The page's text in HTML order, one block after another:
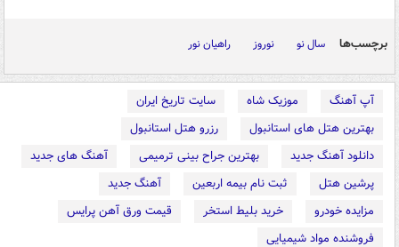
برچسب‌ها سال نو نوروز راهیان نور
آپ آهنگ موزیک شاه
سایت تاریخ ایران
بهترین هتل های استانبول
رزرو هتل استانبول
دانلود آهنگ جدید
بهترین جراح بینی ترمیمی
آهنگ های جدید
پرشین هتل
ثبت نام بیمه اربعین
آهنگ جدید
مزایده خودرو
خرید بلیط استخر
قیمت ورق آهن پرایس
فروشنده مواد شیمیایی